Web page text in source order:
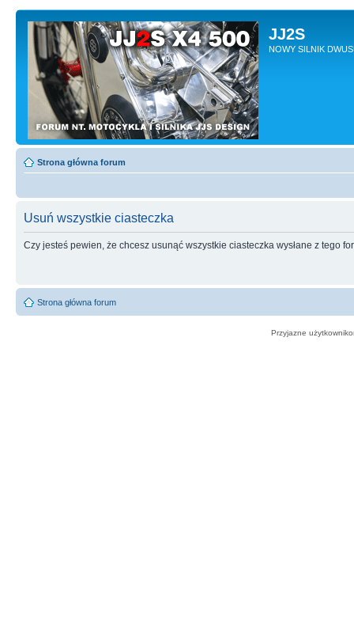
JJ2S
NOWY SILNIK
Strona główna forum
Usuń wszystkie ciasteczka
Czy jesteś pewien, że chcesz usunąć wszystkie ciasteczka wysłane z tego
Strona główna forum
Przyjazne